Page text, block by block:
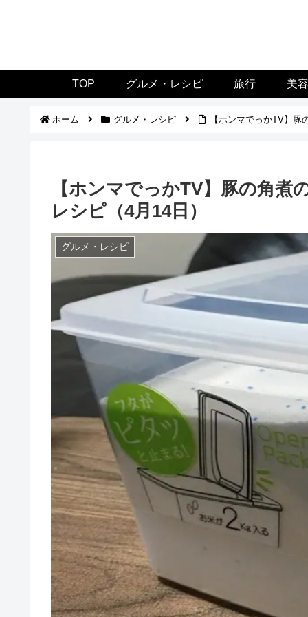
TOP グルメ・レシピ 旅行 美容
ホーム グルメ・レシピ 【ホンマでっかTV】
【ホンマでっかTV】豚の角煮
レシピ（4月14日）
グルメ・レシピ